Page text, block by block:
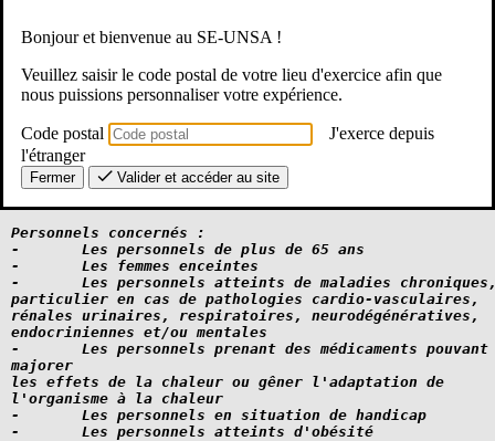
Pour celles et ceux qui ne l’auraient pas reçu ou ont problème de
connexion nous le relayons :
Dans le cadre du plan ministériel de gestion de vague
de
vulnérables. Si vous étiez dans les situations
ci-dessous, je vous remercie de vous signaler auprès
votre IEN par le biais du secrétariat de votre
circonscription sans communiquer de renseignements
Personnels concernés :
-	Les personnels de plus de 65 ans
-	Les femmes enceintes
-	Les personnels atteints de maladies chroniques, en
particulier en cas de pathologies cardio-vasculaires,
rénales urinaires, respiratoires, neurodégénératives,
endocriniennes et/ou mentales
-	Les personnels prenant des médicaments pouvant
majorer
les effets de la chaleur ou gêner l'adaptation de
l'organisme à la chaleur
-	Les personnels en situation de handicap
-	Les personnels atteints d'obésité
Bonjour et bienvenue au SE-UNSA !
Veuillez saisir le code postal de votre lieu d'exercice afin que
nous puissions personnaliser votre expérience.
Code postal
J'exerce depuis
l'étranger
Fermer Valider et accéder au site